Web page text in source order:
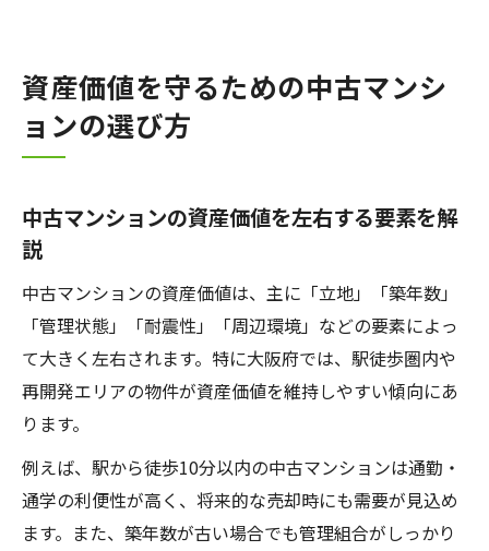
資産価値を守るための中古マンシ
ョンの選び方
中古マンションの資産価値を左右する要素を解
説
中古マンションの資産価値は、主に「立地」「築年数」
「管理状態」「耐震性」「周辺環境」などの要素によっ
て大きく左右されます。特に大阪府では、駅徒歩圏内や
再開発エリアの物件が資産価値を維持しやすい傾向にあ
ります。
例えば、駅から徒歩10分以内の中古マンションは通勤・
通学の利便性が高く、将来的な売却時にも需要が見込め
ます。また、築年数が古い場合でも管理組合がしっかり